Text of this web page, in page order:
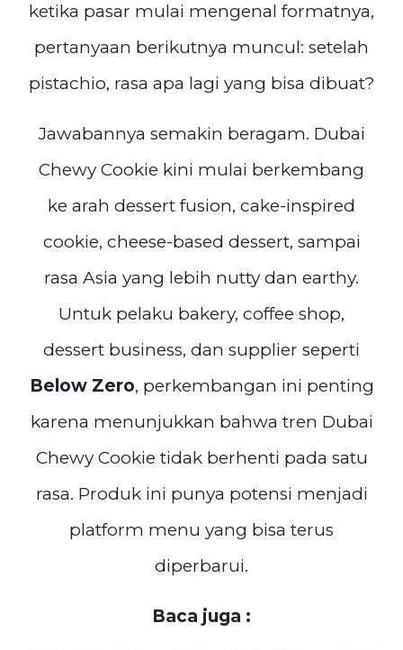
ketika pasar mulai mengenal formatnya,
pertanyaan berikutnya muncul: setelah
pistachio, rasa apa lagi yang bisa dibuat?
Jawabannya semakin beragam. Dubai
Chewy Cookie kini mulai berkembang
ke arah dessert fusion, cake-inspired
cookie, cheese-based dessert, sampai
rasa Asia yang lebih nutty dan earthy.
Untuk pelaku bakery, coffee shop,
dessert business, dan supplier seperti
Below Zero, perkembangan ini penting
karena menunjukkan bahwa tren Dubai
Chewy Cookie tidak berhenti pada satu
rasa. Produk ini punya potensi menjadi
platform menu yang bisa terus
diperbarui.
Baca juga :